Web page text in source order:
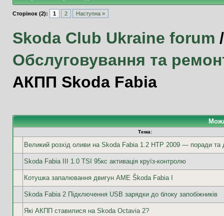
Сторінок (2): 1 2 Наступна »
Skoda Club Ukraine forum
Обслуговування та
АКПП Skoda Fabia
Тема:
Великий розхід оливи на Skoda Fabia 1.2 HTP 2009 — поради та
Skoda Fabia III 1.0 TSI 95кс активація круїз-контролю
Котушка запалювання двигун AME Škoda Fabia I
Skoda Fabia 2 Підключення USB зарядки до блоку запобіжників
Які АКПП ставилися на Skoda Octavia 2?